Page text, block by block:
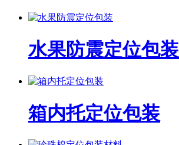
水果防震定位包装
箱内托定位包装